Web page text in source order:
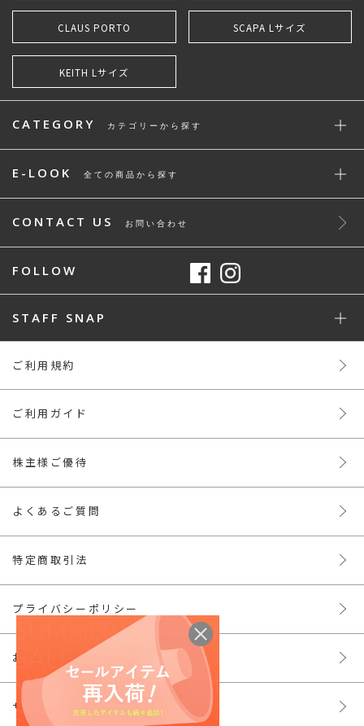
CLAUS PORTO SCAPA Lサイズ
KEITH Lサイズ
CATEGORY カテゴリーから探す
E-LOOK 全ての商品から探す
CONTACT US お問い合わせ
FOLLOW
STAFF SNAP
ご利用規約
ご利用ガイド
株主様ご優待
よくあるご質問
特定商取引法
プライバシーポリシー
お問い合わせ
サイトマップ